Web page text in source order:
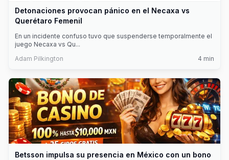
Detonaciones provocan pánico en el Necaxa vs
Querétaro Femenil
En un incidente confuso tuvo que suspenderse temporalmente el
juego Necaxa vs Qu...
Adam Pilkington
4 min
Betsson impulsa su presencia en México con un bono